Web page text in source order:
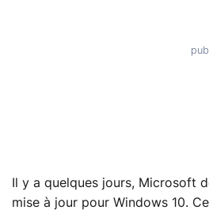
Il y a quelques jours, Microsoft
mise à jour pour Windows 10.